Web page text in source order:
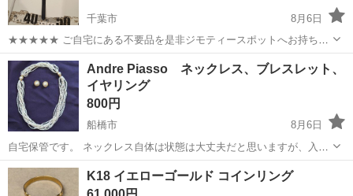
千葉市
8月6日
★★★★★ ご自宅にある不要品を是非ジモティースポットへお持ち込
みしませんか？ 家電、趣味・スポーツ・レジャー用品、こども用品、
衣料服飾品、生活雑貨、家具、本、CD・DVDなどが無料でまとめて持
ち込めます！ ※詳細はこ...
千葉 千葉市 現地
Andre Piasso ネックレス、ブレスレット、
イヤリング
800円
船橋市
8月6日
自宅保管です。 ネックレス自体は状態は大丈夫だと思いますが、入れ
物の状態はあまりよくありません。 パールの部分を一つずつにして、
ネックレスとブレスレットに分けることも可能です。 イヤリング裏の
千葉 船橋市 アクセサリー
K18 イエローゴールド コインリング